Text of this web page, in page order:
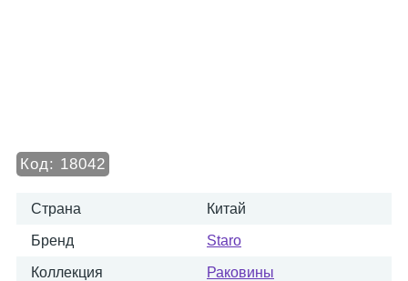
Код: 18042
Страна Китай
Бренд Staro
Коллекция Раковины